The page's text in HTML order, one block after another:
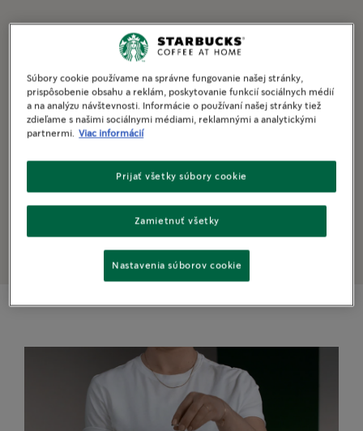
- 1 Počet porcií +
Pomer vody a kávy
ml vody
Súbory cookie používame na správne fungovanie našej stránky,
prispôsobenie obsahu a reklám, poskytovanie funkcií sociálnych médií
a na analýzu návštevnosti. Informácie o používaní našej stránky tiež
zdieľame s našimi sociálnymi médiami, reklamnými a analytickými
partnermi. Viac informácií
Zamietnuť všetky
Prijať všetky súbory cookie
Nastavenia súborov cookie